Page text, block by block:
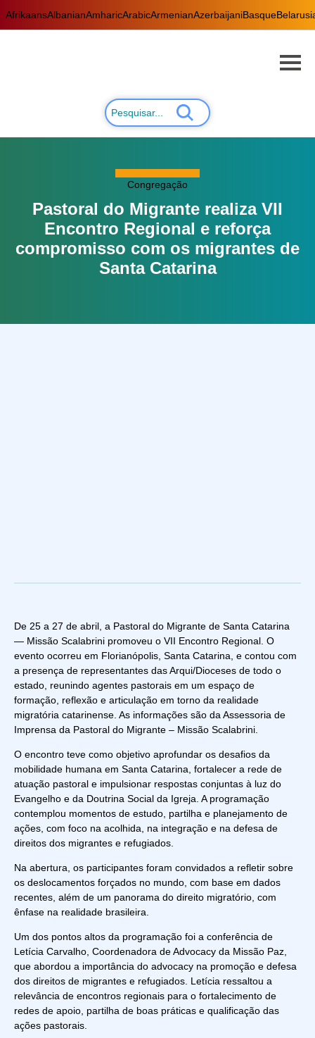
AfrikaansAlbanianAmharicArabicArmenianAzerbaijaniBasque
Congregação
Pastoral do Migrante realiza VII
Encontro Regional e reforça
compromisso com os migrantes de
Santa Catarina
De 25 a 27 de abril, a Pastoral do Migrante de Santa Catarina
— Missão Scalabrini promoveu o VII Encontro Regional. O
evento ocorreu em Florianópolis, Santa Catarina, e contou com
a presença de representantes das Arqui/Dioceses de todo o
estado, reunindo agentes pastorais em um espaço de
formação, reflexão e articulação em torno da realidade
migratória catarinense. As informações são da Assessoria de
Imprensa da Pastoral do Migrante – Missão Scalabrini.
O encontro teve como objetivo aprofundar os desafios da
mobilidade humana em Santa Catarina, fortalecer a rede de
atuação pastoral e impulsionar respostas conjuntas à luz do
Evangelho e da Doutrina Social da Igreja. A programação
contemplou momentos de estudo, partilha e planejamento de
ações, com foco na acolhida, na integração e na defesa de
direitos dos migrantes e refugiados.
Na abertura, os participantes foram convidados a refletir sobre
os deslocamentos forçados no mundo, com base em dados
recentes, além de um panorama do direito migratório, com
ênfase na realidade brasileira.
Um dos pontos altos da programação foi a conferência de
Letícia Carvalho, Coordenadora de Advocacy da Missão Paz,
que abordou a importância do advocacy na promoção e defesa
dos direitos de migrantes e refugiados. Letícia ressaltou a
relevância de encontros regionais para o fortalecimento de
redes de apoio, partilha de boas práticas e qualificação das
ações pastorais.